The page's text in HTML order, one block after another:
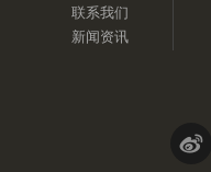
联系我们
新闻资讯